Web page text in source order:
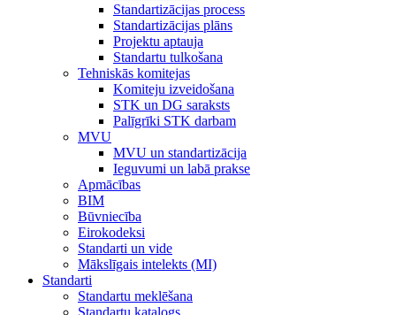
Standartizācijas process
Standartizācijas plāns
Projektu aptauja
Standartu tulkošana
Tehniskās komitejas
Komiteju izveidošana
STK un DG saraksts
Palīgrīki STK darbam
MVU
MVU un standartizācija
Ieguvumi un labā prakse
Apmācības
BIM
Būvniecība
Eirokodeksi
Standarti un vide
Mākslīgais intelekts (MI)
Standarti
Standartu meklēšana
Standartu katalogs